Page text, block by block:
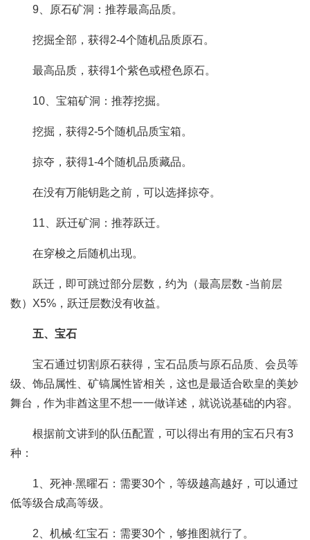
9、原石矿洞：推荐最高品质。
挖掘全部，获得2-4个随机品质原石。
最高品质，获得1个紫色或橙色原石。
10、宝箱矿洞：推荐挖掘。
挖掘，获得2-5个随机品质宝箱。
掠夺，获得1-4个随机品质藏品。
在没有万能钥匙之前，可以选择掠夺。
11、跃迁矿洞：推荐跃迁。
在穿梭之后随机出现。
跃迁，即可跳过部分层数，约为（最高层数 -当前层
数）X5%，跃迁层数没有收益。
五、宝石
宝石通过切割原石获得，宝石品质与原石品质、会员等
级、饰品属性、矿镐属性皆相关，这也是最适合欧皇的美妙
舞台，作为非酋这里不想一一做详述，就说说基础的内容。
根据前文讲到的队伍配置，可以得出有用的宝石只有3
种：
1、死神·黑曜石：需要30个，等级越高越好，可以通过
低等级合成高等级。
2、机械·红宝石：需要30个，够推图就行了。